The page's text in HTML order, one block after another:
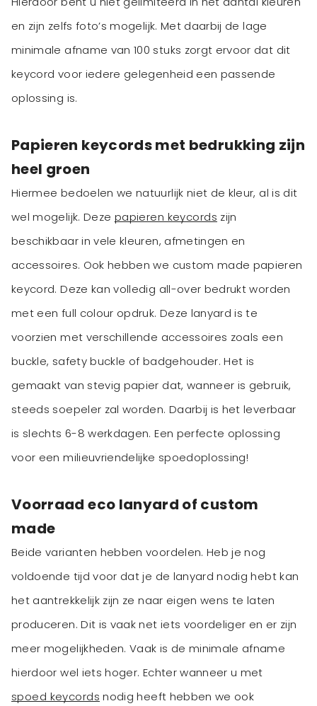
en zijn zelfs foto’s mogelijk. Met daarbij de lage
minimale afname van 100 stuks zorgt ervoor dat dit
keycord voor iedere gelegenheid een passende
oplossing is.
Papieren keycords met bedrukking zijn
heel groen
Hiermee bedoelen we natuurlijk niet de kleur, al is dit
wel mogelijk. Deze papieren keycords zijn
beschikbaar in vele kleuren, afmetingen en
accessoires. Ook hebben we custom made papieren
keycord. Deze kan volledig all-over bedrukt worden
met een full colour opdruk. Deze lanyard is te
voorzien met verschillende accessoires zoals een
buckle, safety buckle of badgehouder. Het is
gemaakt van stevig papier dat, wanneer is gebruik,
steeds soepeler zal worden. Daarbij is het leverbaar
is slechts 6-8 werkdagen. Een perfecte oplossing
voor een milieuvriendelijke spoedoplossing!
Voorraad eco lanyard of custom
made
Beide varianten hebben voordelen. Heb je nog
voldoende tijd voor dat je de lanyard nodig hebt kan
het aantrekkelijk zijn ze naar eigen wens te laten
produceren. Dit is vaak net iets voordeliger en er zijn
meer mogelijkheden. Vaak is de minimale afname
hierdoor wel iets hoger. Echter wanneer u met
spoed keycords nodig heeft hebben we ook